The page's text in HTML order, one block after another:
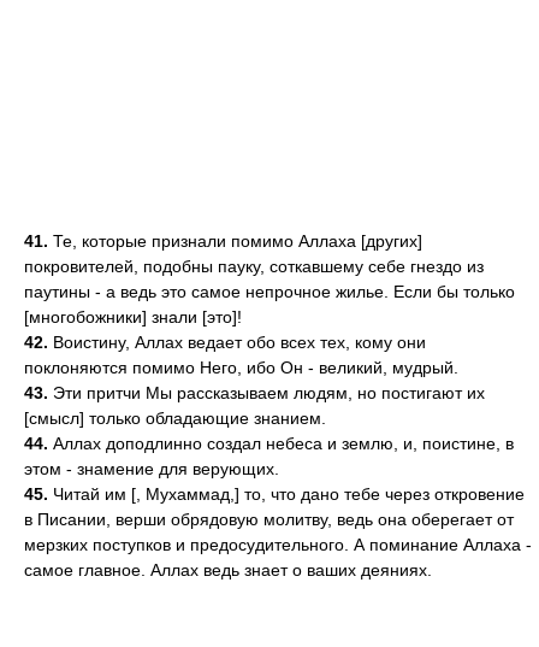
41. Те, которые признали помимо Аллаха [других]
покровителей, подобны пауку, соткавшему себе гнездо из
паутины - а ведь это самое непрочное жилье. Если бы только
[многобожники] знали [это]!
42. Воистину, Аллах ведает обо всех тех, кому они
поклоняются помимо Него, ибо Он - великий, мудрый.
43. Эти притчи Мы рассказываем людям, но постигают их
[смысл] только обладающие знанием.
44. Аллах доподлинно создал небеса и землю, и, поистине, в
этом - знамение для верующих.
45. Читай им [, Мухаммад,] то, что дано тебе через откровение
в Писании, верши обрядовую молитву, ведь она оберегает от
мерзких поступков и предосудительного. А поминание Аллаха -
самое главное. Аллах ведь знает о ваших деяниях.